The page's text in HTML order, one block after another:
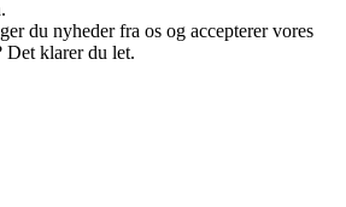
du nyheder fra os og accepterer vores
Det klarer du let.